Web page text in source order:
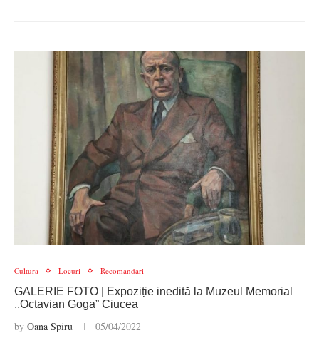
Cultura Locuri Recomandari
GALERIE FOTO | Expoziție inedită la Muzeul Memorial
,,Octavian Goga” Ciucea
by Oana Spiru 05/04/2022